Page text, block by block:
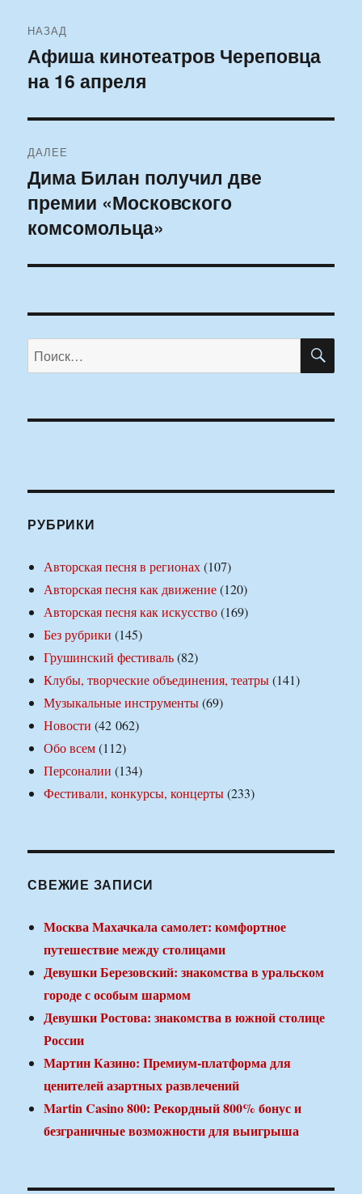
по
записям
НАЗАД
Предыдущая
запись:
Афиша кинотеатров Череповца
на 16 апреля
ДАЛЕЕ
Следующая
запись:
Дима Билан получил две
премии «Московского
комсомольца»
Искать:
РУБРИКИ
Авторская песня в регионах(107)
Авторская песня как движение(120)
Авторская песня как искусство(169)
Без рубрики (145)
Грушинский фестиваль(82)
Клубы, творческие объединения, театры(141)
Музыкальные инструменты(69)
Новости (42 062)
Обо всем(112)
Персоналии (134)
Фестивали, конкурсы, концерты(233)
СВЕЖИЕ ЗАПИСИ
Москва Махачкала самолет: комфортное
путешествие между столицами
Девушки Березовский: знакомства в уральском
городе с особым шармом
Девушки Ростова: знакомства в южной столице
России
Мартин Казино: Премиум-платформа для
ценителей азартных развлечений
Martin Casino 800: Рекордный 800% бонус и
безграничные возможности для выигрыша